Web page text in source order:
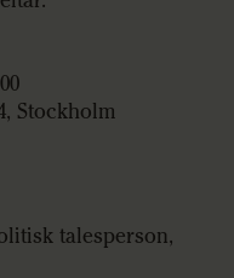
Stockholm
talesperson,